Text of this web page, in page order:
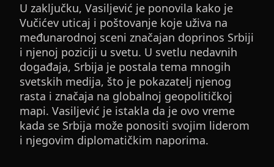
U zaključku, Vasiljević je ponovila kako je
Vučićev uticaj i poštovanje koje uživa na
međunarodnoj sceni značajan doprinos Srbiji
i njenoj poziciji u svetu. U svetlu nedavnih
događaja, Srbija je postala tema mnogih
svetskih medija, što je pokazatelj njenog
rasta i značaja na globalnoj geopolitičkoj
mapi. Vasiljević je istakla da je ovo vreme
kada se Srbija može ponositi svojim liderom
i njegovim diplomatičkim naporima.